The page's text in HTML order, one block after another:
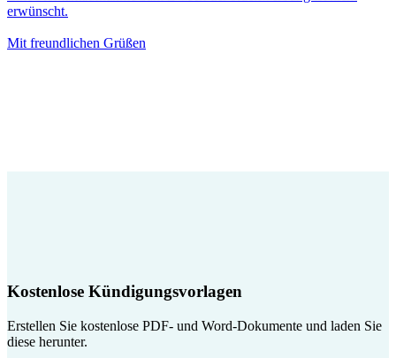
erwünscht.
Mit freundlichen Grüßen
Kostenlose Kündigungsvorlagen
Erstellen Sie kostenlose PDF- und Word-Dokumente und laden Sie
diese herunter.